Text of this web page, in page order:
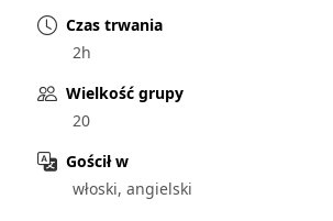
Czas trwania
2h
Wielkość grupy
20
Gościł w
włoski, angielski